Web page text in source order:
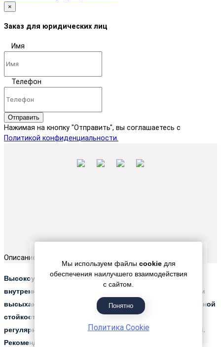
×
Заказ для юридических лиц
Имя
Телефон
Отправить
Нажимая на кнопку "Отправить", вы соглашаетесь с
Политикой конфиденциальности.
Описание
Высокоукрывистая чистая акриловая краска для
внутренних работ. Сохнет с минимальным запахом и при
высыхании образуется твердая матовая пленка с отличной
стойкостью к бытовому загрязнению. Противостоит
регулярному мытью без нарушения целостности пленки.
Рекомендуется для нанесения на стены в помещениях с
Мы используем файлы cookie для
обеспечения наилучшего взаимодействия
с сайтом.
Понятно
Политика Cookie